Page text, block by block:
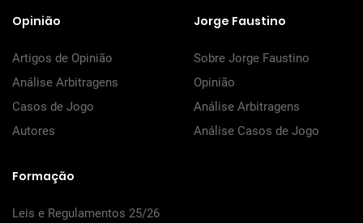
Opinião
Artigos de Opinião
Análise Arbitragens
Casos de Jogo
Autores
Jorge Faustino
Sobre Jorge Faustino
Opinião
Análise Arbitragens
Análise Casos de Jogo
Formação
Leis e Regulamentos 25/26